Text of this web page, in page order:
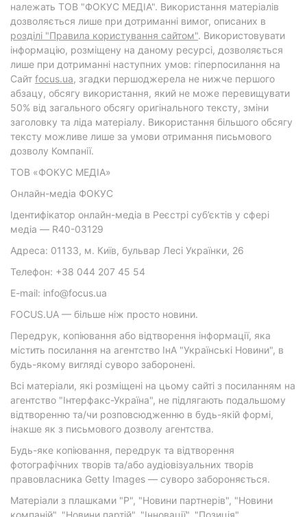
належать ТОВ "ФОКУС МЕДІА". Використання матеріалів
дозволяється лише при дотриманні вимог, описаних в
розділі "Правила користування сайтом". Використовувати
інформацію, розміщену на даному ресурсі, дозволяється
лише при дотриманні наступних умов: гіперпосилання на
Cайт focus.ua, згадки першоджерела не нижче першого
абзацу, обсягу використання, який не може перевищувати
50% від загального обсягу оригінального тексту, зміни
заголовку та ліда матеріалу. Використання більшого обсягу
тексту можливе лише за умови отримання письмового
дозволу Компанії.
ТОВ «ФОКУС МЕДІА»
Онлайн-медіа ФОКУС
Ідентифікатор онлайн-медіа в Реєстрі суб’єктів у сфері
медіа — R40-03129
Адреса: 01133, м. Київ, бульвар Лесі Українки, 26
Телефон: +38 044 207 45 54
E-mail: info@focus.ua
FOCUS.UA — більше ніж просто новини.
Передрук, копіювання або відтворення інформації, яка
містить посилання на агентство ІнА "Українські Новини", в
будь-якому вигляді суворо заборонені.
Всі матеріали, які розміщені на цьому сайті з посиланням на
агентство "Інтерфакс-Україна", не підлягають подальшому
відтворенню та/чи розповсюдженню в будь-якій формі,
інакше як з письмового дозволу агентства.
Будь-яке копіювання, передрук та відтворення
фотографічних творів та/або аудіовізуальних творів
правовласника Getty Images — суворо забороняється.
Матеріали з плашками "Р", "Новини партнерів", "Новини
компаній", "Новини партій", "Інновації", "Позиція",